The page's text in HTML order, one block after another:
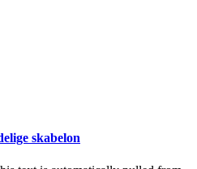
skabelon